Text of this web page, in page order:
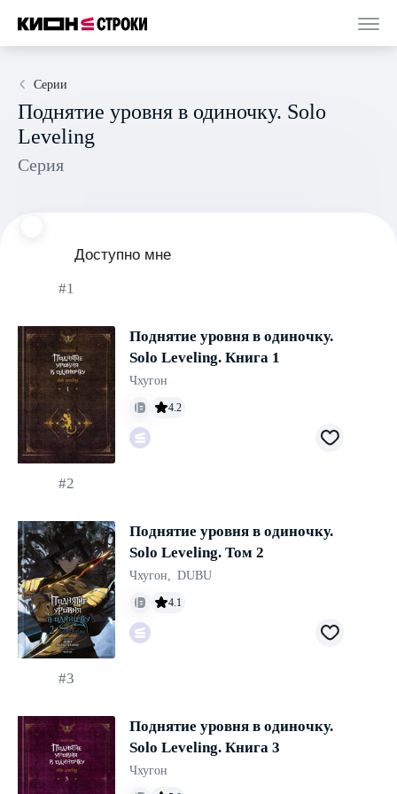
Серии
Поднятие уровня в одиночку. Solo
Leveling
Серия
Доступно мне
#1
Поднятие уровня в одиночку.
Solo Leveling. Книга 1
Чхугон
4.2
#2
Поднятие уровня в одиночку.
Solo Leveling. Том 2
Чхугон, DUBU
4.1
#3
Поднятие уровня в одиночку.
Solo Leveling. Книга 3
Чхугон